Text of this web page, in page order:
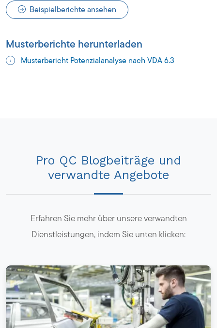
Beispielberichte ansehen
Musterberichte herunterladen
Musterbericht Potenzialanalyse nach VDA 6.3
Pro QC Blogbeiträge und
verwandte Angebote
Erfahren Sie mehr über unsere verwandten
Dienstleistungen, indem Sie unten klicken: